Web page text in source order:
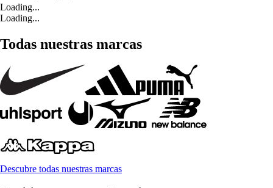
Loading...
Loading...
Todas nuestras marcas
Descubre todas nuestras marcas